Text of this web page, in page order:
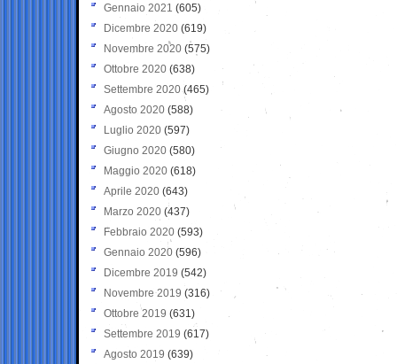
Gennaio 2021 (605)
Dicembre 2020 (619)
Novembre 2020 (575)
Ottobre 2020 (638)
Settembre 2020(465)
Agosto 2020 (588)
Luglio 2020 (597)
Giugno 2020 (580)
Maggio 2020 (618)
Aprile 2020 (643)
Marzo 2020 (437)
Febbraio 2020 (593)
Gennaio 2020 (596)
Dicembre 2019 (542)
Novembre 2019 (316)
Ottobre 2019 (631)
Settembre 2019 (617)
Agosto 2019 (639)